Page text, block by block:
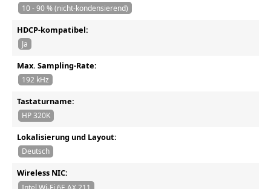
10 - 90 % (nicht-kondensierend)
HDCP-kompatibel:
Ja
Max. Sampling-Rate:
192 kHz
Tastaturname:
HP 320K
Lokalisierung und Layout:
Deutsch
Wireless NIC: